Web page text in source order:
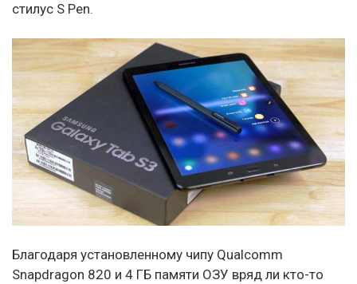
стилус S Pen.
Благодаря установленному чипу Qualcomm
Snapdragon 820 и 4 ГБ памяти ОЗУ вряд ли кто-то